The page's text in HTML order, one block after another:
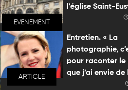
EVENEMENT
l'église Saint-
ARTICLE
Entretien. « La
photographie,
pour raconter le
que j’ai envie